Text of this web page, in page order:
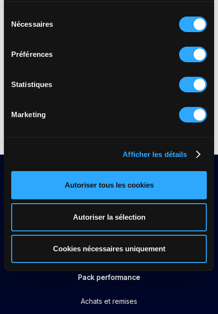
Nécessaires
Préférences
Statistiques
Marketing
Afficher les détails
Autoriser tous les cookies
Autoriser la sélection
Cookies nécessaires uniquement
Inscrivez-vous dès maintenant à nos prochains
Restez informé des mises à jour et des nouvelles
fonctionnalités.
Pack performance
Achats et remises